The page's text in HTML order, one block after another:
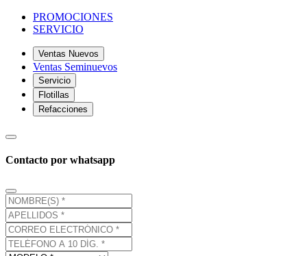
PROMOCIONES
SERVICIO
Ventas Nuevos
Ventas Seminuevos
Servicio
Flotillas
Refacciones
Contacto por whatsapp